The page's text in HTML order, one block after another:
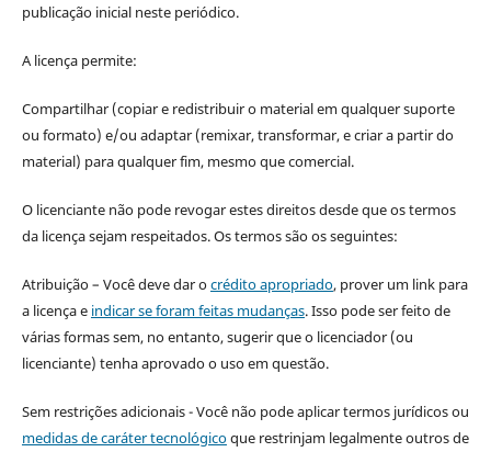
publicação inicial neste periódico.
A licença permite:
Compartilhar (copiar e redistribuir o material em qualquer suporte
ou formato) e/ou adaptar (remixar, transformar, e criar a partir do
material) para qualquer fim, mesmo que comercial.
O licenciante não pode revogar estes direitos desde que os termos
da licença sejam respeitados. Os termos são os seguintes:
Atribuição – Você deve dar ocrédito apropriado, prover um link para
a licença e indicar se foram feitas mudanças. Isso pode ser feito de
várias formas sem, no entanto, sugerir que o licenciador (ou
licenciante) tenha aprovado o uso em questão.
Sem restrições adicionais - Você não pode aplicar termos jurídicos ou
medidas de caráter tecnológicoque restrinjam legalmente outros de